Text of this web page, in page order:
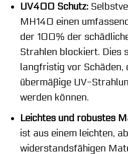
UV400 Schutz:
MH140 einen
der 100% der
Strahlen blockiert. Dies
langfristig vor Schäden,
übermäßige UV-
werden können.
Leichtes und robustes
ist aus einem leichten,
widerstandsfähigen